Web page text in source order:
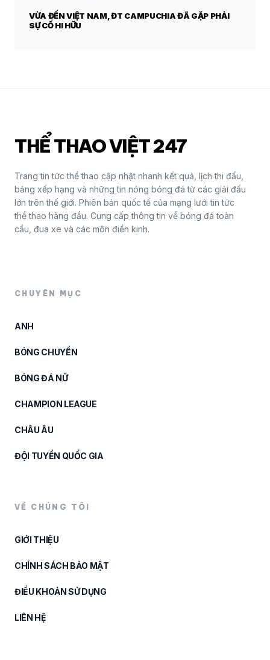
VỪA ĐẾN VIỆT NAM, ĐT CAMPUCHIA ĐÃ GẶP PHẢI
SỰ CỐ HI HỮU
THỂ THAO VIỆT 247
Trang tin tức thể thao cập nhật nhanh kết quả, lịch thi đấu,
bảng xếp hạng và những tin nóng bóng đá từ các giải đấu
lớn trên thế giới. Phiên bản quốc tế của mạng lưới tin tức
thể thao hàng đầu. Cung cấp thông tin về bóng đá toàn
cầu, đua xe và các môn điền kinh.
CHUYÊN MỤC
ANH
BÓNG CHUYỀN
BÓNG ĐÁ NỮ
CHAMPION LEAGUE
CHÂU ÂU
ĐỘI TUYỂN QUỐC GIA
VỀ CHÚNG TÔI
GIỚI THIỆU
CHÍNH SÁCH BẢO MẬT
ĐIỀU KHOẢN SỬ DỤNG
LIÊN HỆ